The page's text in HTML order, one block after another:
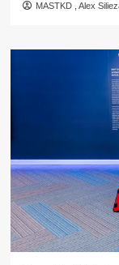
MASTKD , Alex